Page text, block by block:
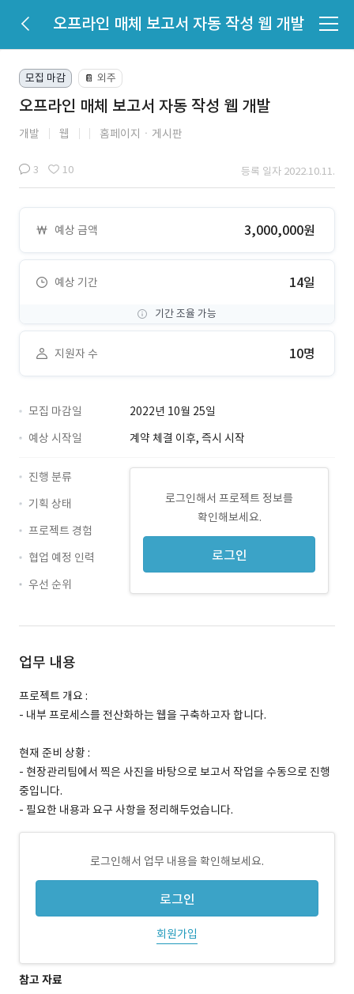
오프라인 매체 보고서 자동 작성 웹 개발
모집 마감 📔 외주
오프라인 매체 보고서 자동 작성 웹 개발
개발 웹 홈페이지ㆍ게시판
3 10 등록 일자 2022.10.11.
예상 금액 3,000,000원
예상 기간 14일
기간 조율 가능
지원자 수 10명
모집 마감일
2022년 10월 25일
예상 시작일
계약 체결 이후, 즉시 시작
로그인해서 프로젝트 정보를
확인해보세요.
로그인
진행 분류
기획 상태
프로젝트 경험
협업 예정 인력
우선 순위
업무 내용
프로젝트 개요 :
- 내부 프로세스를 전산화하는 웹을 구축하고자 합니다.
현재 준비 상황 :
- 현장관리팀에서 찍은 사진을 바탕으로 보고서 작업을 수동으로 진행
중입니다.
- 필요한 내용과 요구 사항을 정리해두었습니다.
로그인해서 업무 내용을 확인해보세요.
로그인
회원가입
참고 자료